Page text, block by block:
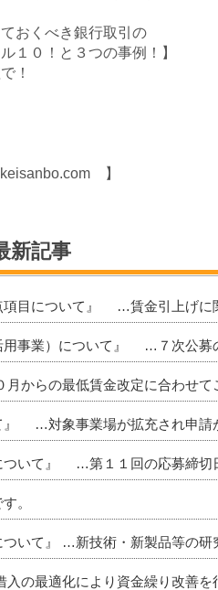
おくべき銀行取引の
つの事例！】
！
】
新記事
項目について』 …賃金引上げに
用事業）について』 …７次公募
からの最低賃金改定に合わせて
』 …対象事業場が拡充され申請
ついて』 …第１１回の応募締切
。
ついて』 …新技術・新製品等の研
の最適化により資金繰り改善を